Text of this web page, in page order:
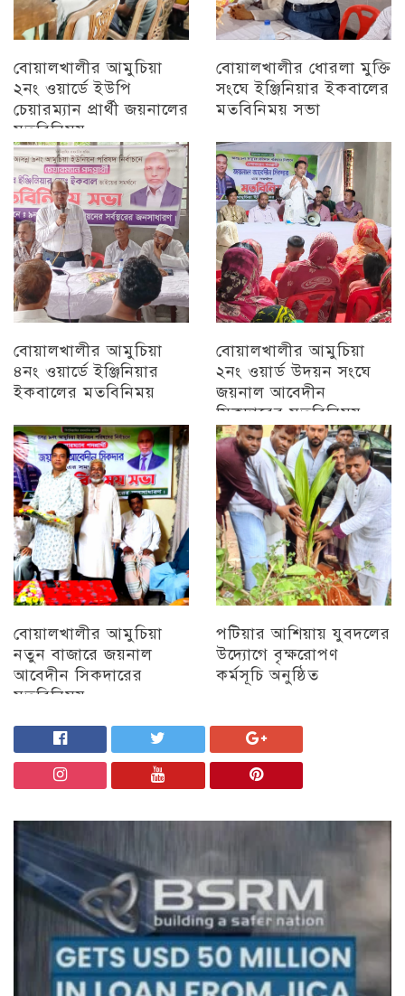
বোয়ালখালীর আমুচিয়া
২নং ওয়ার্ডে ইউপি
চেয়ারম্যান প্রার্থী জয়নালের
মতবিনিময়
চট্টগ্রাম
বোয়ালখালীর ধোরলা মুক্তি
সংঘে ইঞ্জিনিয়ার ইকবালের
মতবিনিময় সভা
বোয়ালখালীর আমুচিয়া
৪নং ওয়ার্ডে ইঞ্জিনিয়ার
ইকবালের মতবিনিময়
বোয়ালখালীর আমুচিয়া
২নং ওয়ার্ড উদয়ন সংঘে
জয়নাল আবেদীন
সিকদারের মতবিনিময়
অন্যান্য
বোয়ালখালীর আমুচিয়া
নতুন বাজারে জয়নাল
আবেদীন সিকদারের
মতবিনিময়
চট্টগ্রাম
পটিয়ার আশিয়ায় যুবদলের
উদ্যোগে বৃক্ষরোপণ
কর্মসূচি অনুষ্ঠিত